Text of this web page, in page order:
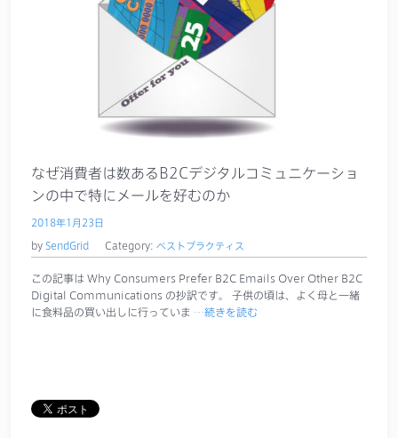
なぜ消費者は数あるB2Cデジタルコミュニケーショ
ンの中で特にメールを好むのか
2018年1月23日
by SendGrid Category: ベストプラクティス
この記事は Why Consumers Prefer B2C Emails Over Other B2C
Digital Communications の抄訳です。 子供の頃は、よく母と一緒
に食料品の買い出しに行っていま …続きを読む